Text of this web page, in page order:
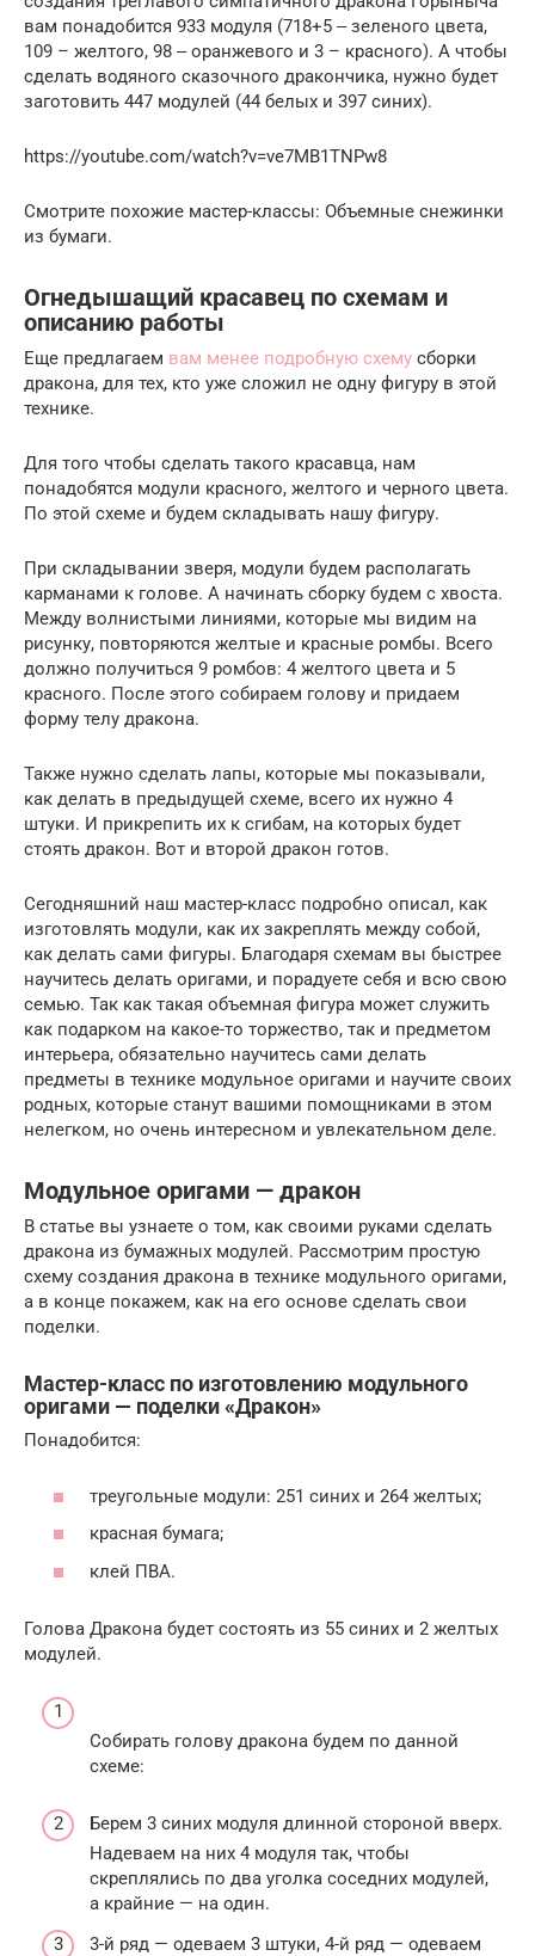
вам понадобится 933 модуля (718+5 ‒ зеленого цвета,
109 – желтого, 98 ‒ оранжевого и 3 – красного). А чтобы
сделать водяного сказочного дракончика, нужно будет
заготовить 447 модулей (44 белых и 397 синих).
https://youtube.com/watch?v=ve7MB1TNPw8
Смотрите похожие мастер-классы: Объемные снежинки
из бумаги.
Огнедышащий красавец по схемам и
описанию работы
Еще предлагаем вам менее подробную схему сборки
дракона, для тех, кто уже сложил не одну фигуру в этой
технике.
Для того чтобы сделать такого красавца, нам
понадобятся модули красного, желтого и черного цвета.
По этой схеме и будем складывать нашу фигуру.
При складывании зверя, модули будем располагать
карманами к голове. А начинать сборку будем с хвоста.
Между волнистыми линиями, которые мы видим на
рисунку, повторяются желтые и красные ромбы. Всего
должно получиться 9 ромбов: 4 желтого цвета и 5
красного. После этого собираем голову и придаем
форму телу дракона.
Также нужно сделать лапы, которые мы показывали,
как делать в предыдущей схеме, всего их нужно 4
штуки. И прикрепить их к сгибам, на которых будет
стоять дракон. Вот и второй дракон готов.
Сегодняшний наш мастер-класс подробно описал, как
изготовлять модули, как их закреплять между собой,
как делать сами фигуры. Благодаря схемам вы быстрее
научитесь делать оригами, и порадуете себя и всю свою
семью. Так как такая объемная фигура может служить
как подарком на какое-то торжество, так и предметом
интерьера, обязательно научитесь сами делать
предметы в технике модульное оригами и научите своих
родных, которые станут вашими помощниками в этом
нелегком, но очень интересном и увлекательном деле.
Модульное оригами — дракон
В статье вы узнаете о том, как своими руками сделать
дракона из бумажных модулей. Рассмотрим простую
схему создания дракона в технике модульного оригами,
а в конце покажем, как на его основе сделать свои
поделки.
Мастер-класс по изготовлению модульного
оригами — поделки «Дракон»
Понадобится:
треугольные модули: 251 синих и 264 желтых;
красная бумага;
клей ПВА.
Голова Дракона будет состоять из 55 синих и 2 желтых
модулей.
Собирать голову дракона будем по данной
схеме:
Берем 3 синих модуля длинной стороной вверх.
Надеваем на них 4 модуля так, чтобы
скреплялись по два уголка соседних модулей,
а крайние — на один.
3-й ряд — одеваем 3 штуки, 4-й ряд — одеваем